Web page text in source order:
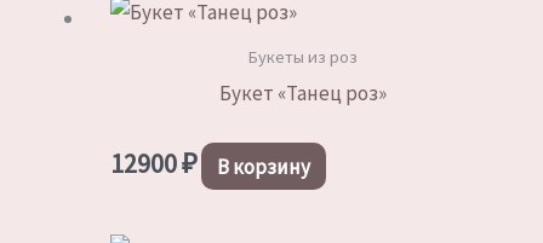
Букеты из роз
Букет «Танец роз»
12900₽ В корзину